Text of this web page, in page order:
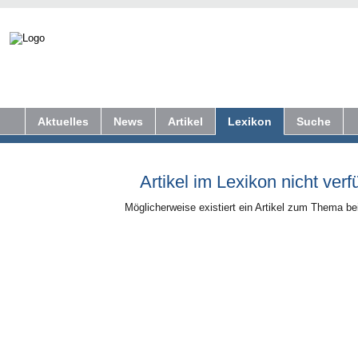
Aktuelles News Artikel Lexikon Suche
Artikel im Lexikon nicht
Möglicherweise existiert ein Artikel zum Thema